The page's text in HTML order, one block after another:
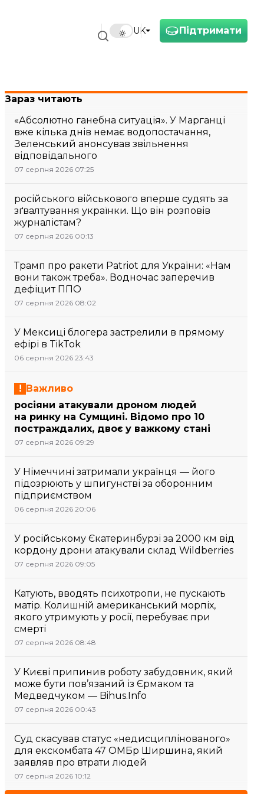
Підтримати
UK
Зараз читають
«Абсолютно ганебна ситуація». У Марганці
вже кілька днів немає водопостачання,
Зеленський анонсував звільнення
відповідального
07 серпня 2026 07:25
російського військового вперше судять за
зґвалтування українки. Що він розповів
журналістам?
07 серпня 2026 00:13
Трамп про ракети Patriot для України: «Нам
вони також треба». Водночас заперечив
дефіцит ППО
07 серпня 2026 08:02
У Мексиці блогера застрелили в прямому
ефірі в TikTok
06 серпня 2026 23:43
Важливо
росіяни атакували дроном людей
на ринку на Сумщині. Відомо про 10
постраждалих, двоє у важкому стані
07 серпня 2026 09:29
У Німеччині затримали українця — його
підозрюють у шпигунстві за оборонним
підприємством
06 серпня 2026 20:06
У російському Єкатеринбурзі за 2000 км від
кордону дрони атакували склад Wildberries
07 серпня 2026 09:05
Катують, вводять психотропи, не пускають
матір. Колишній американський морпіх,
якого утримують у росії, перебуває при
смерті
07 серпня 2026 08:48
У Києві припинив роботу забудовник, який
може бути пов’язаний із Єрмаком та
Медведчуком — Bihus.Info
07 серпня 2026 00:43
Суд скасував статус «недисциплінованого»
для екскомбата 47 ОМБр Ширшина, який
заявляв про втрати людей
07 серпня 2026 10:12